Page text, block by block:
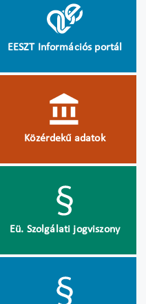
EESZT Információs portál
Közérdekű adatok
Eü. Szolgálati jogviszony